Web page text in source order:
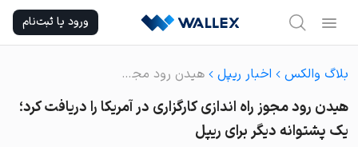
content
ورود یا ثبت‌نام
بلاگ والکس اخبار ریپل هیدن رود مجوز راه اندازی کارگزاری در آمریکا را دریافت کرد؛ یک پشتوانه دیگر برای ریپل
هیدن رود مجوز راه اندازی کارگزاری در آمریکا را دریافت کرد؛
یک پشتوانه دیگر برای ریپل